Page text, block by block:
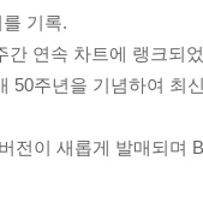
기록.
간 연속 차트에 랭크되
50주년을 기념하여 최
전이 새롭게 발매되며